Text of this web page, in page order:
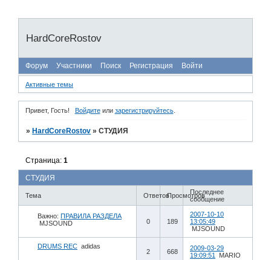
HardCoreRostov
Форум Участники Поиск Регистрация Войти
Активные темы
Привет, Гость! Войдитеили зарегистрируйтесь.
» HardCoreRostov »СТУДИЯ
СТУДИЯ
Страница:1
Тема ОтветовПросмотровПоследнее
сообщение
Важно: ПРАВИЛА РАЗДЕЛА
MJSOUND
0 189
2007-10-10
13:05:49
MJSOUND
DRUMS REC adidas
2 668
2009-03-29
19:09:51
MARIO